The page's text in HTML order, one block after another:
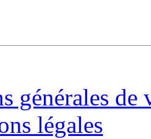
générales de
légales